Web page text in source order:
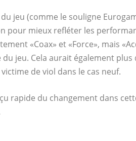
jeu (comme le souligne
pour mieux refléter les
«Coax» et «Force», mais
jeu. Cela aurait également plus
de viol dans le cas neuf.
rapide du changement dans